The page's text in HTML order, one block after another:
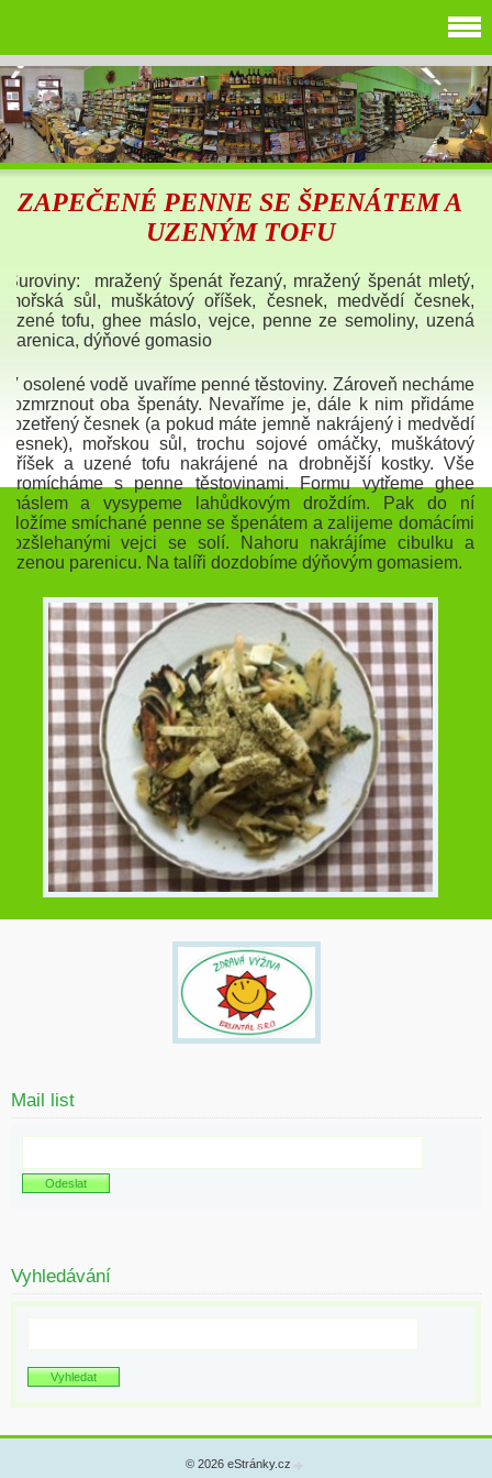
ZAPEČENÉ PENNE SE ŠPENÁTEM A
UZENÝM TOFU
Suroviny: mražený špenát řezaný, mražený špenát mletý,
mořská sůl, muškátový oříšek, česnek, medvědí česnek,
uzené tofu, ghee máslo, vejce, penne ze semoliny, uzená
parenica, dýňové gomasio
V osolené vodě uvaříme penné těstoviny. Zároveň necháme
rozmrznout oba špenáty. Nevaříme je, dále k nim přidáme
rozetřený česnek (a pokud máte jemně nakrájený i medvědí
česnek), mořskou sůl, trochu sojové omáčky, muškátový
oříšek a uzené tofu nakrájené na drobnější kostky. Vše
promícháme s penne těstovinami. Formu vytřeme ghee
máslem a vysypeme lahůdkovým droždím. Pak do ní
vložíme smíchané penne se špenátem a zalijeme domácími
rozšlehanými vejci se solí. Nahoru nakrájíme cibulku a
uzenou parenicu. Na talíři dozdobíme dýňovým gomasiem.
Mail list
Vyhledávání
© 2026 eStránky.cz